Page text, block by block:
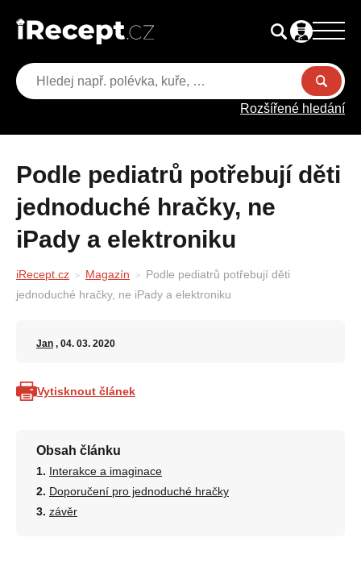
Rozšířené hledání
Podle pediatrů potřebují děti
jednoduché hračky, ne
iPady a elektroniku
iRecept.cz Magazín
Podle pediatrů potřebují děti
jednoduché hračky, ne iPady a elektroniku
Jan , 04. 03. 2020
Vytisknout článek
Obsah článku
Interakce a imaginace
Doporučení pro jednoduché hračky
závěr